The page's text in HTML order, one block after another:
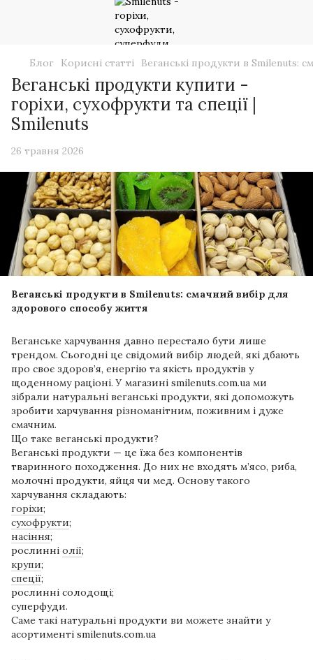
Блог Корисні статті Веганські продукти в Smilenuts:
Веганські продукти купити -
горіхи, сухофрукти та спеції |
Smilenuts
26 травня 2026
Веганські продукти в Smilenuts: смачний вибір для
здорового способу життя
Веганське харчування давно перестало бути лише
трендом. Сьогодні це свідомий вибір людей, які дбають
про своє здоров’я, енергію та якість продуктів у
щоденному раціоні. У магазині smilenuts.com.ua⁠ ми
зібрали натуральні веганські продукти, які допоможуть
зробити харчування різноманітним, поживним і дуже
смачним.
Що таке веганські продукти?
Веганські продукти — це їжа без компонентів
тваринного походження. До них не входять м’ясо, риба,
молочні продукти, яйця чи мед. Основу такого
харчування складають:
горіхи;
сухофрукти;
насіння;
рослинні олії;
крупи;
спеції;
рослинні солодощі;
суперфуди.
Саме такі натуральні продукти ви можете знайти у
асортименті smilenuts.com.ua⁠